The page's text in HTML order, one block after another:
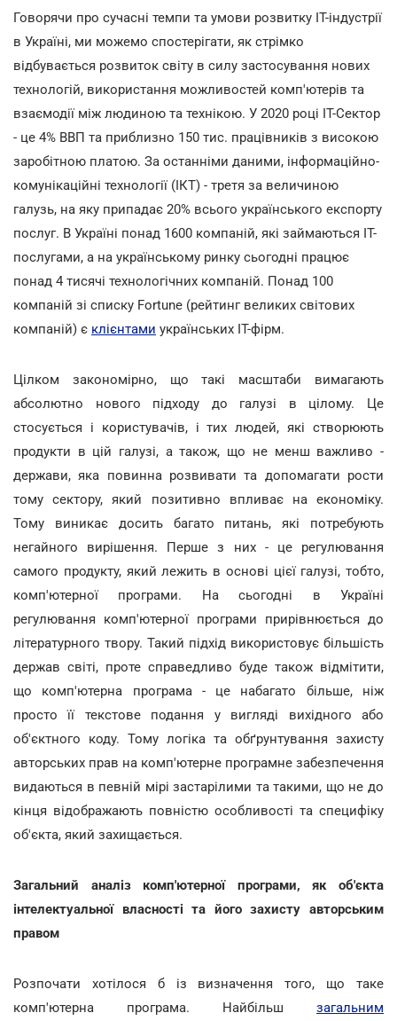
Говорячи про сучасні темпи та умови розвитку IT-індустрії
в Україні, ми можемо спостерігати, як стрімко
відбувається розвиток світу в силу застосування нових
технологій, використання можливостей комп'ютерів та
взаємодії між людиною та технікою. У 2020 році IT-Сектор
- це 4% ВВП та приблизно 150 тис. працівників з високою
заробітною платою. За останніми даними, інформаційно-
комунікаційні технології (ІКТ) - третя за величиною
галузь, на яку припадає 20% всього українського експорту
послуг. В Україні понад 1600 компаній, які займаються IT-
послугами, а на українському ринку сьогодні працює
понад 4 тисячі технологічних компаній. Понад 100
компаній зі списку Fortune (рейтинг великих світових
компаній) є клієнтами українських IT-фірм.
Цілком закономірно, що такі масштаби вимагають
абсолютно нового підходу до галузі в цілому. Це
стосується і користувачів, і тих людей, які створюють
продукти в цій галузі, а також, що не менш важливо -
держави, яка повинна розвивати та допомагати рости
тому сектору, який позитивно впливає на економіку.
Тому виникає досить багато питань, які потребують
негайного вирішення. Перше з них - це регулювання
самого продукту, який лежить в основі цієї галузі, тобто,
комп'ютерної програми. На сьогодні в Україні
регулювання комп'ютерної програми прирівнюється до
літературного твору. Такий підхід використовує більшість
держав світі, проте справедливо буде також відмітити,
що комп'ютерна програма - це набагато більше, ніж
просто її текстове подання у вигляді вихідного або
об'єктного коду. Тому логіка та обґрунтування захисту
авторських прав на комп'ютерне програмне забезпечення
видаються в певній мірі застарілими та такими, що не до
кінця відображають повністю особливості та специфіку
об'єкта, який захищається.
Загальний аналіз комп'ютерної програми, як об'єкта
інтелектуальної власності та його захисту авторським
правом
Розпочати хотілося б із визначення того, що таке
комп'ютерна програма. Найбільш загальним